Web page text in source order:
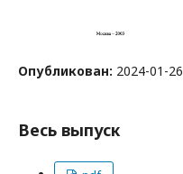
Опубликован: 2024-01-26
Весь выпуск